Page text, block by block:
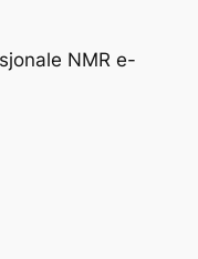
NMR e-